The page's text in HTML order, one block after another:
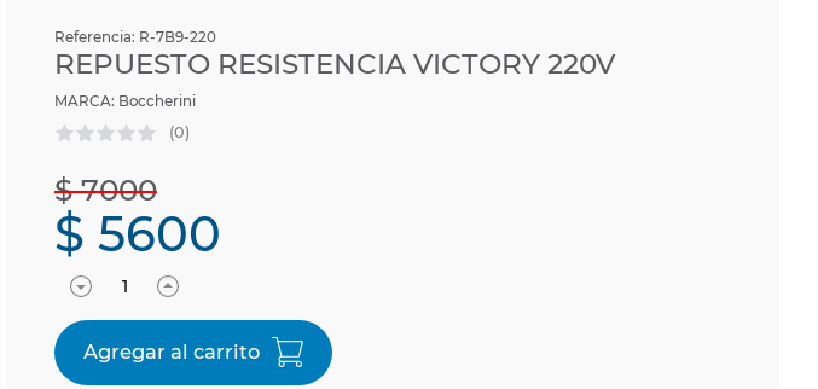
Referencia: R-7B9-220
REPUESTO RESISTENCIA VICTORY 220V
Boccherini
(0)
$ 7000
$ 5600